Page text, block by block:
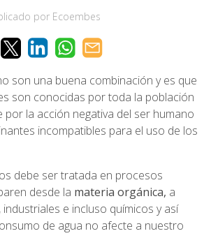
por Ecoembes
son una buena combinación y es que
son conocidas por toda la población
por la acción negativa del ser humano
incompatibles para el uso de los
debe ser tratada en procesos
desde la materia orgánica, a
e incluso químicos y así
de agua no afecte a nuestro